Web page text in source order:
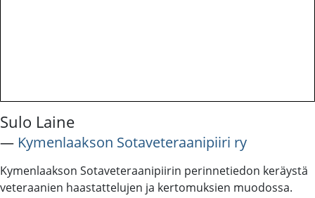
Sulo Laine
― Kymenlaakson Sotaveteraanipiiri ry
Kymenlaakson Sotaveteraanipiirin perinnetiedon keräystä
veteraanien haastattelujen ja kertomuksien muodossa.